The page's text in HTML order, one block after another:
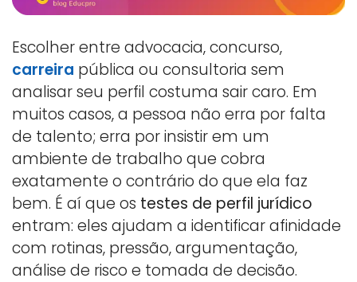
Escolher entre advocacia, concurso,
carreira pública ou consultoria sem
analisar seu perfil costuma sair caro. Em
muitos casos, a pessoa não erra por falta
de talento; erra por insistir em um
ambiente de trabalho que cobra
exatamente o contrário do que ela faz
bem. É aí que os testes de perfil jurídico
entram: eles ajudam a identificar afinidade
com rotinas, pressão, argumentação,
análise de risco e tomada de decisão.